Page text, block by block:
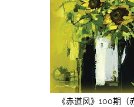
《赤道风》100期（